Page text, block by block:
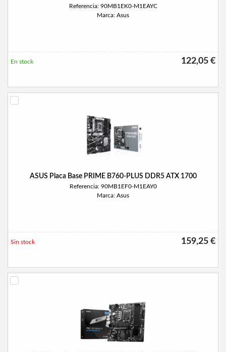
Referencia: 90MB1EK0-M1EAYC
Marca: Asus
122,05 €
En stock
ASUS Placa Base PRIME B760-PLUS DDR5 ATX 1700
Referencia: 90MB1EF0-M1EAY0
Marca: Asus
159,25 €
Sin stock